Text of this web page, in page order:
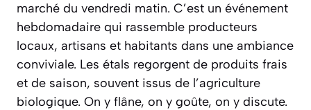
marché du vendredi matin. C’est un événement
hebdomadaire qui rassemble producteurs
locaux, artisans et habitants dans une ambiance
conviviale. Les étals regorgent de produits frais
et de saison, souvent issus de l’agriculture
biologique. On y flâne, on y goûte, on y discute.